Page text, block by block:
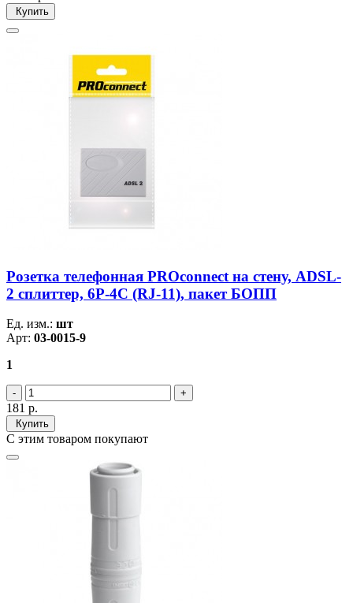
Купить
Розетка телефонная PROconnect на стену, ADSL-
2 сплиттер, 6Р-4С (RJ-11), пакет БОПП
Ед. изм.: шт
Арт: 03-0015-9
1
181 р.
Купить
С этим товаром покупают